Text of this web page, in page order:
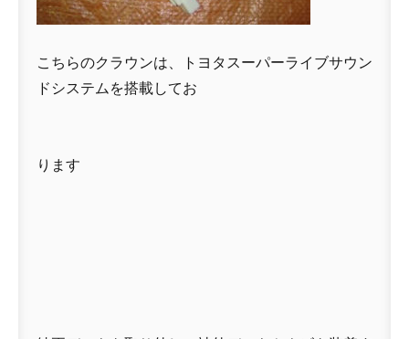
こちらのクラウンは、トヨタスーパーライブサウン
ドシステムを搭載してお
ります